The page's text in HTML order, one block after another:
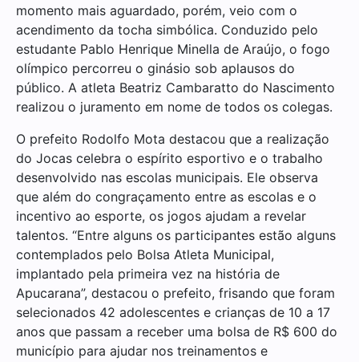
momento mais aguardado, porém, veio com o
acendimento da tocha simbólica. Conduzido pelo
estudante Pablo Henrique Minella de Araújo, o fogo
olímpico percorreu o ginásio sob aplausos do
público. A atleta Beatriz Cambaratto do Nascimento
realizou o juramento em nome de todos os colegas.
O prefeito Rodolfo Mota destacou que a realização
do Jocas celebra o espírito esportivo e o trabalho
desenvolvido nas escolas municipais. Ele observa
que além do congraçamento entre as escolas e o
incentivo ao esporte, os jogos ajudam a revelar
talentos. “Entre alguns os participantes estão alguns
contemplados pelo Bolsa Atleta Municipal,
implantado pela primeira vez na história de
Apucarana”, destacou o prefeito, frisando que foram
selecionados 42 adolescentes e crianças de 10 a 17
anos que passam a receber uma bolsa de R$ 600 do
município para ajudar nos treinamentos e